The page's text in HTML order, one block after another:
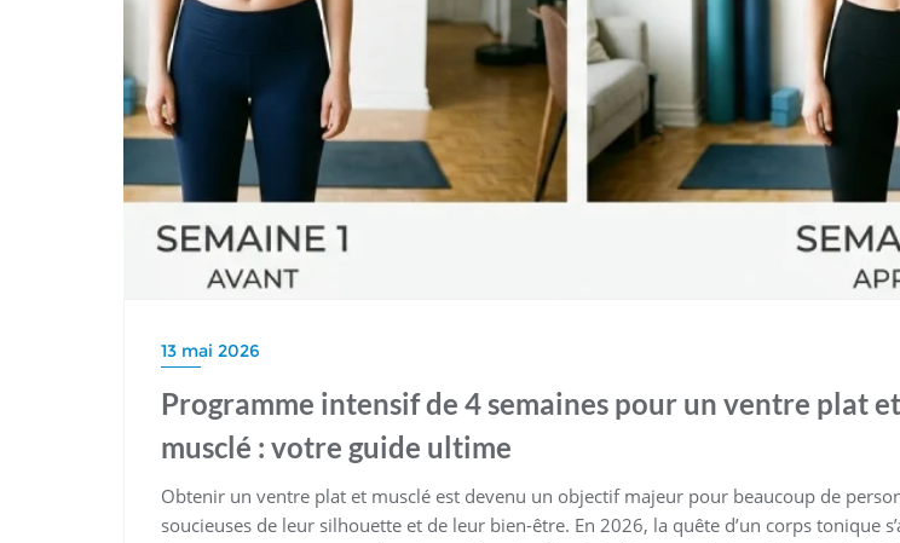
13 mai 2026
Programme intensif de 4 semaines pour un ventre plat et
musclé : votre guide ultime
Obtenir un ventre plat et musclé est devenu un objectif majeur pour beaucoup de
soucieuses de leur silhouette et de leur bien-être. En 2026, la quête d’un corps tonique